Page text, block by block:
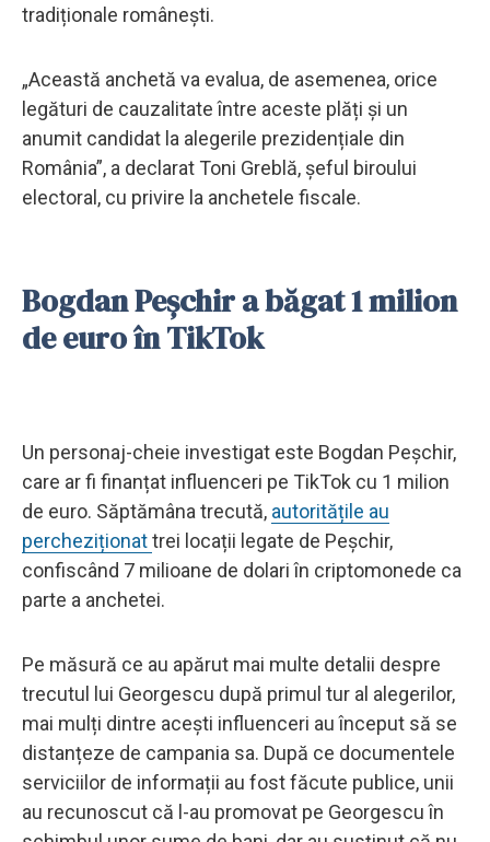
tradiționale românești.
„Această anchetă va evalua, de asemenea, orice
legături de cauzalitate între aceste plăți și un
anumit candidat la alegerile prezidențiale din
România”, a declarat Toni Greblă, șeful biroului
electoral, cu privire la anchetele fiscale.
Bogdan Peșchir a băgat 1 milion
de euro în TikTok
Un personaj-cheie investigat este Bogdan Peșchir,
care ar fi finanțat influenceri pe TikTok cu 1 milion
de euro. Săptămâna trecută, autoritățile au
percheziționattrei locații legate de Peșchir,
confiscând 7 milioane de dolari în criptomonede ca
parte a anchetei.
Pe măsură ce au apărut mai multe detalii despre
trecutul lui Georgescu după primul tur al alegerilor,
mai mulți dintre acești influenceri au început să se
distanțeze de campania sa. După ce documentele
serviciilor de informații au fost făcute publice, unii
au recunoscut că l-au promovat pe Georgescu în